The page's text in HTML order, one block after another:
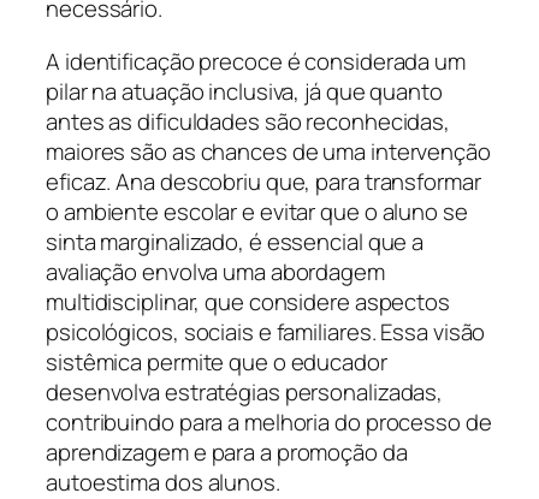
necessário.
A identificação precoce é considerada um
pilar na atuação inclusiva, já que quanto
antes as dificuldades são reconhecidas,
maiores são as chances de uma intervenção
eficaz. Ana descobriu que, para transformar
o ambiente escolar e evitar que o aluno se
sinta marginalizado, é essencial que a
avaliação envolva uma abordagem
multidisciplinar, que considere aspectos
psicológicos, sociais e familiares. Essa visão
sistêmica permite que o educador
desenvolva estratégias personalizadas,
contribuindo para a melhoria do processo de
aprendizagem e para a promoção da
autoestima dos alunos.